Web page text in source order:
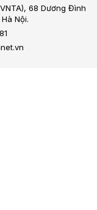
68 Dương Đình
Nội.